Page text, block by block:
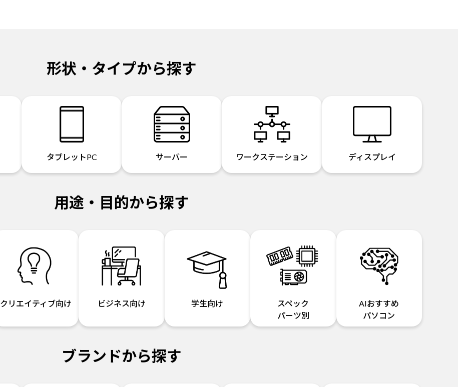
形状・タイプから探す
タブレットPC サーバー ワークステーション ディスプレイ
用途・目的から探す
クリエイティブ向け ビジネス向け 学生向け
スペック
パーツ別
AIおすすめ
パソコン
ブランドから探す